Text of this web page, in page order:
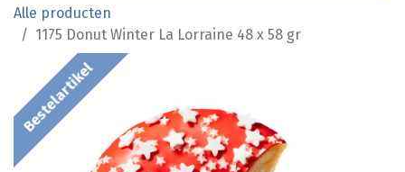
Alle producten
1175 Donut Winter La Lorraine 48 x 58 gr
Bestelartikel